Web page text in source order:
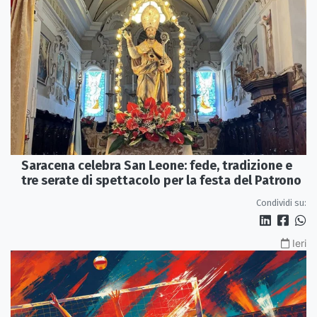
Saracena celebra San Leone: fede, tradizione e
tre serate di spettacolo per la festa del Patrono
Condividi su:
Ieri